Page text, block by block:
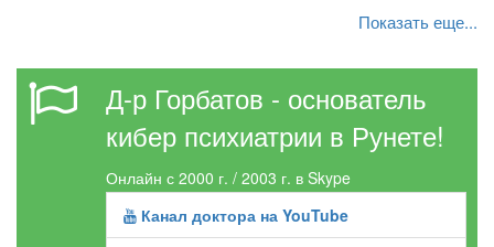
Показать еще...
Д-р Горбатов - основатель
кибер психиатрии в Рунете!
Онлайн с 2000 г. / 2003 г. в Skype
Канал доктора на YouTube